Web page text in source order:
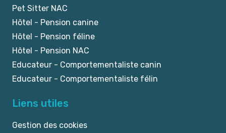
Pet Sitter NAC
Hôtel - Pension canine
Hôtel - Pension féline
Hôtel - Pension NAC
Educateur - Comportementaliste canin
Educateur - Comportementaliste félin
Liens utiles
Gestion des cookies